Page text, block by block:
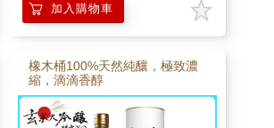
加入購物車
橡木桶100%天然純釀，極致濃
縮，滴滴香醇